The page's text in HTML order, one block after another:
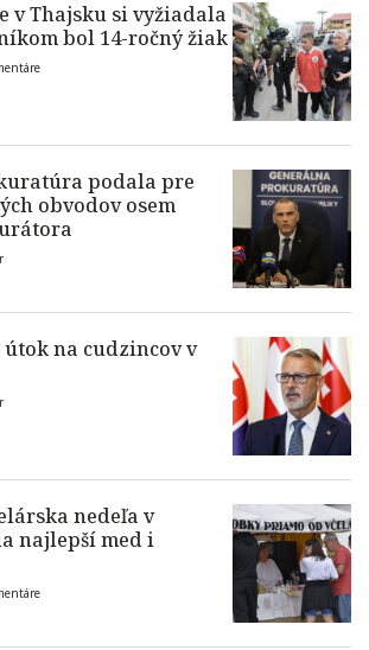
v Thajsku si vyžiadala
bol 14-ročný žiak
podala pre
obvodov osem
útok na cudzincov v
nedeľa v
najlepší med i